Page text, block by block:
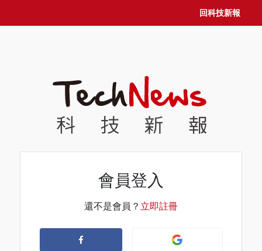
回科技新報
會員登入
還不是會員？ 立即註冊